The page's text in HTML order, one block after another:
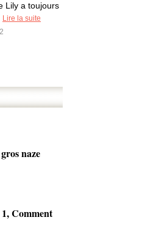
Lily a toujours
Lire la suite
naze
Comment